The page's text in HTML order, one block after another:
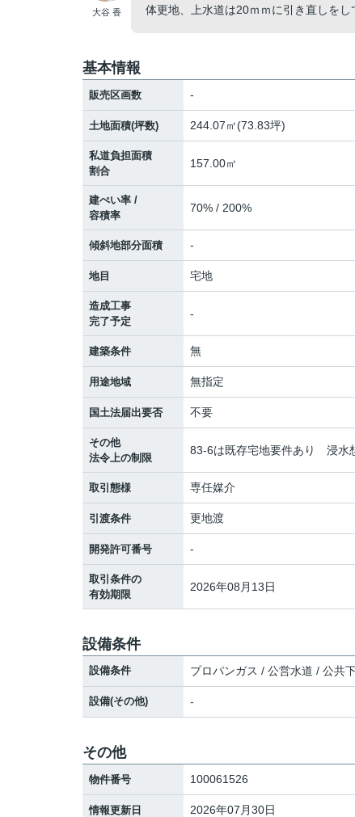
大谷 香
体更地、上水道は20ｍｍに引き直しを
基本情報
販売区画数 -
土地面積(坪数) 244.07㎡(73.83坪)
私道負担面積
割合
157.00㎡
建ぺい率 /
容積率
70% / 200%
傾斜地部分面積 -
地目 宅地
造成工事
完了予定
-
建築条件 無
用途地域 無指定
国土法届出要否 不要
その他
法令上の制限
83-6は既存宅地要件あり 浸水
取引態様 専任媒介
引渡条件 更地渡
開発許可番号 -
取引条件の
有効期限
2026年08月13日
設備条件
設備条件 プロパンガス / 公営水道 / 公共
設備(その他) -
その他
物件番号 100061526
情報更新日 2026年07月30日